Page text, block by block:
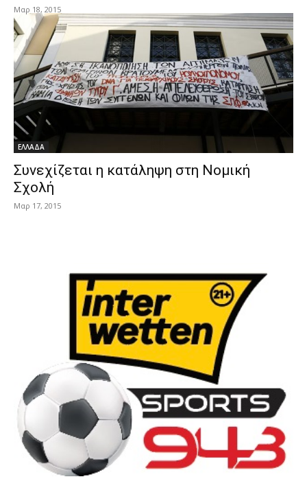
Μαρ 18, 2015
ΕΛΛΑΔΑ
Συνεχίζεται η κατάληψη στη Νομική
Σχολή
Μαρ 17, 2015